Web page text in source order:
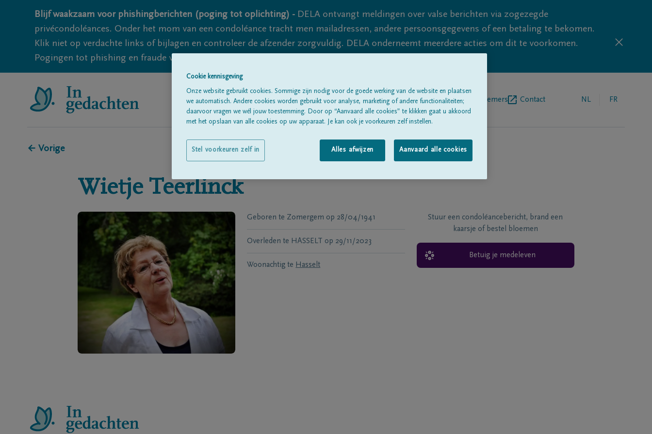
Blijf waakzaam voor phishingberichten (poging tot oplichting) - DELA ontvangt meldingen over valse berichten via zogezegde
privécondoléances. Onder het mom van een condoléance tracht men mailadressen, andere persoonsgegevens of een betaling te bekomen.
Klik niet op verdachte links of bijlagen en controleer de afzender zorgvuldig. DELA onderneemt meerdere acties om dit te voorkomen.
Pogingen tot phishing en fraude vallen echter nooit volledig uit te sluiten, dus blijf waakzaam.
Alle rouwberichtenOver onsBegrafenisondernemers Contact NL FR
← Vorige
Wietje Teerlinck
Geboren te Zomergem op 28/04/1941
Overleden te HASSELT op 29/11/2023
Woonachtig te Hasselt
Stuur een condoléancebericht, brand een
kaarsje of bestel bloemen
Betuig je medeleven
Cookie kennisgeving
Onze website gebruikt cookies. Sommige zijn nodig voor de goede werking van de website en plaatsen
we automatisch. Andere cookies worden gebruikt voor analyse, marketing of andere functionaliteiten;
daarvoor vragen we wél jouw toestemming. Door op “Aanvaard alle cookies” te klikken gaat u akkoord
met het opslaan van alle cookies op uw apparaat. Je kan ook je voorkeuren zelf instellen.
Alles afwijzen Aanvaard alle cookies
Stel voorkeuren zelf in